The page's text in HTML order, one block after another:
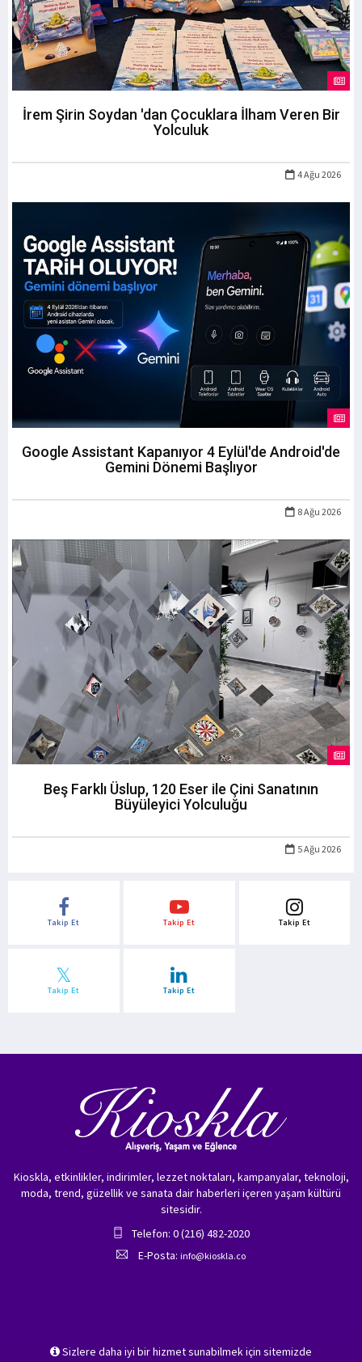
İrem Şirin Soydan 'dan Çocuklara İlham Veren Bir
Yolculuk
4 Ağu 2026
Google Assistant Kapanıyor 4 Eylül'de Android'de
Gemini Dönemi Başlıyor
8 Ağu 2026
Beş Farklı Üslup, 120 Eser ile Çini Sanatının
Büyüleyici Yolculuğu
5 Ağu 2026
Takip Et Takip Et Takip Et
Takip Et Takip Et
Sizlere daha iyi bir hizmet sunabilmek için sitemizde
Kioskla, etkinlikler, indirimler, lezzet noktaları, kampanyalar, teknoloji,
moda, trend, güzellik ve sanata dair haberleri içeren yaşam kültürü
sitesidir.
Telefon: 0 (216) 482-2020
E-Posta: info@kioskla.co